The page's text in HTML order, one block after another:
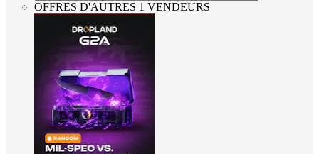
OFFRES D'AUTRES 1 VENDEURS